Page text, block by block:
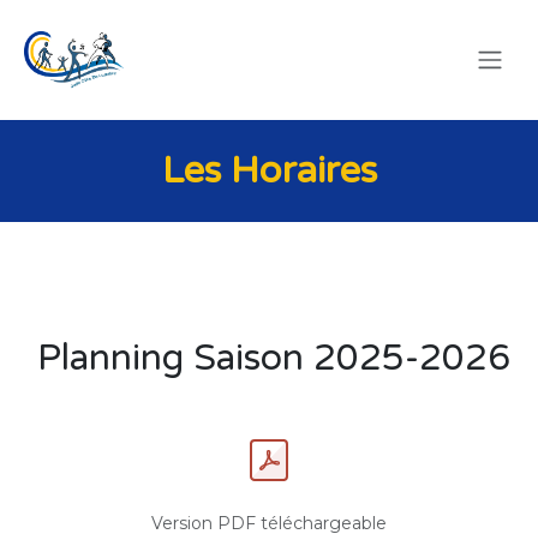
Les Horaires
Planning Saison 2025-2026
Version PDF téléchargeable